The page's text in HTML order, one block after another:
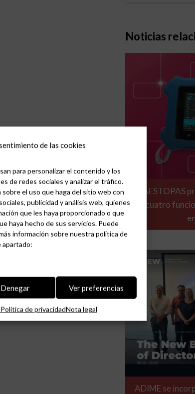
de las cookies
para personalizar el contenido y los
de redes sociales y analizar el tráfico.
el uso que haga del sitio web con
publicidad y análisis web, quienes
que les haya proporcionado o que
haya hecho de sus servicios. Puede
información sobre nuestra política de
apartado:
Denegar Ver preferencias
Política de privacidadNota legal
Noticias
GAESTOPAS
con cuatro
ADIME se